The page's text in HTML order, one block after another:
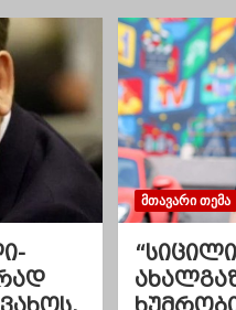
ᲛᲗᲐᲕᲐᲠᲘ ᲗᲔᲛᲐ